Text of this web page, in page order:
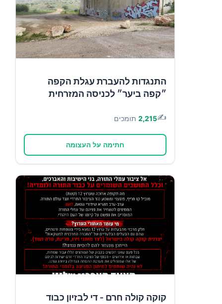
התנגדות להעברת עגלת הקפה
״קפה ביער״ לכניסה המזרחית
✍️
2,215 תומכים
חתימה על העצומה
קוקה קולה חרם - די לבזיון כבוד